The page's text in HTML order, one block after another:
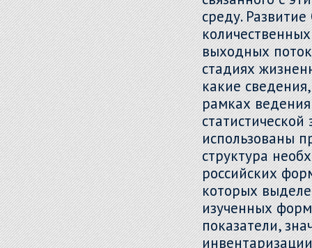
среду.
выходных
стадиях
какие
рамках ведения
статистической
использованы
структура
российских
которых
изученных
показатели,